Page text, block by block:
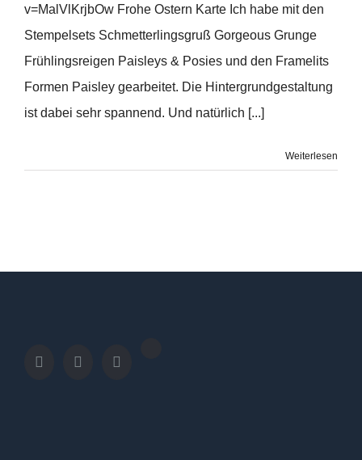
v=MalVlKrjbOw Frohe Ostern Karte Ich habe mit den
Stempelsets Schmetterlingsgruß Gorgeous Grunge
Frühlingsreigen Paisleys & Posies und den Framelits
Formen Paisley gearbeitet. Die Hintergrundgestaltung
ist dabei sehr spannend. Und natürlich [...]
Weiterlesen